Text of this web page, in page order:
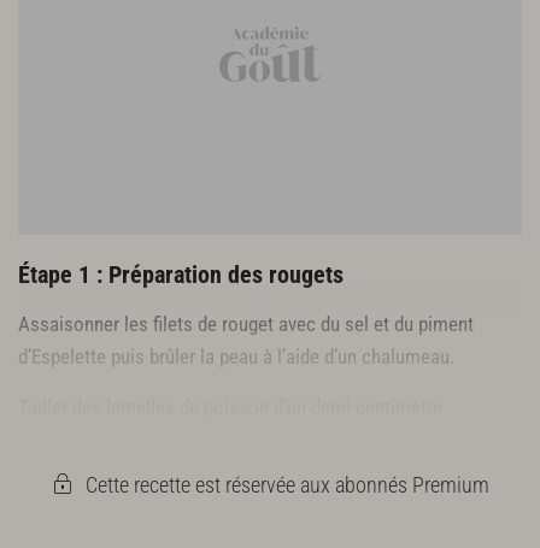
1 pêche ou 1 pomélo selon la saison
Étape 1 : Préparation des rougets
Assaisonner les filets de rouget avec du sel et du piment
d’Espelette puis brûler la peau à l’aide d’un chalumeau.
Cette recette est réservée aux abonnés Premium